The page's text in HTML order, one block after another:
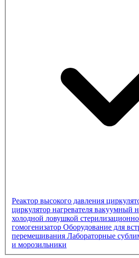
Реактор высокого давления
циркулятор нагревателя вакуумный
холодной ловушкой
гомогенизатор Оборудование для
перемешивания Лабораторные
и морозильники